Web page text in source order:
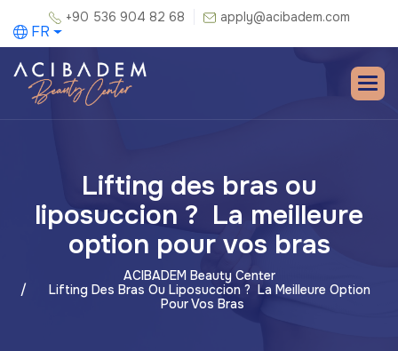
+90 536 904 82 68 apply@acibadem.com
FR
Lifting des bras ou
liposuccion ? La meilleure
option pour vos bras
ACIBADEM Beauty Center
Lifting Des Bras Ou Liposuccion ? La Meilleure Option
Pour Vos Bras